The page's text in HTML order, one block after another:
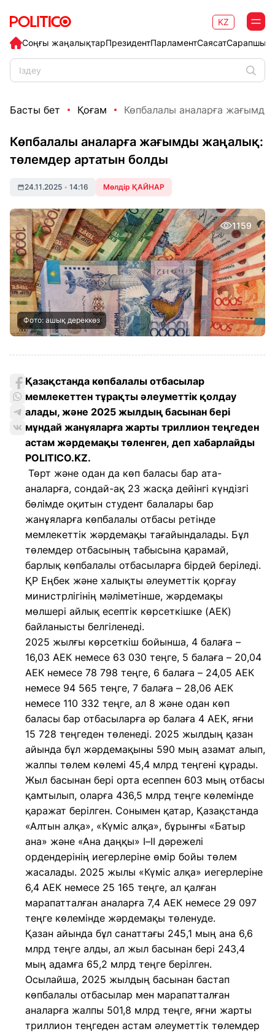
Соңғы жаңалықтарПрезидентПарламентСаясат
KZ
Басты бет Қоғам Көпбалалы аналарға
Көпбалалы аналарға жағымды жаңалық:
төлемдер артатын болды
24.11.2025 • 14:16 Мөлдір ҚАЙНАР
1159
Фото: ашық дереккөз
Қазақстанда көпбалалы отбасылар
мемлекеттен тұрақты әлеуметтік қолдау
алады, және 2025 жылдың басынан бері
мұндай жанұяларға жарты триллион теңгеден
астам жәрдемақы төленген, деп хабарлайды
POLITICO.KZ.
Төрт және одан да көп баласы бар ата-
аналарға, сондай-ақ 23 жасқа дейінгі күндізгі
бөлімде оқитын студент балалары бар
жанұяларға көпбалалы отбасы ретінде
мемлекеттік жәрдемақы тағайындалады. Бұл
төлемдер отбасының табысына қарамай,
барлық көпбалалы отбасыларға бірдей беріледі.
ҚР Еңбек және халықты әлеуметтік қорғау
министрлігінің мәліметінше, жәрдемақы
мөлшері айлық есептік көрсеткішке (АЕК)
байланысты белгіленеді.
2025 жылғы көрсеткіш бойынша, 4 балаға –
16,03 АЕК немесе 63 030 теңге, 5 балаға – 20,04
АЕК немесе 78 798 теңге, 6 балаға – 24,05 АЕК
немесе 94 565 теңге, 7 балаға – 28,06 АЕК
немесе 110 332 теңге, ал 8 және одан көп
баласы бар отбасыларға әр балаға 4 АЕК, яғни
15 728 теңгеден төленеді. 2025 жылдың қазан
айында бұл жәрдемақыны 590 мың азамат алып,
жалпы төлем көлемі 45,4 млрд теңгені құрады.
Жыл басынан бері орта есеппен 603 мың отбасы
қамтылып, оларға 436,5 млрд теңге көлемінде
қаражат берілген. Сонымен қатар, Қазақстанда
«Алтын алқа», «Күміс алқа», бұрынғы «Батыр
ана» және «Ана даңқы» I–II дәрежелі
ордендерінің иегерлеріне өмір бойы төлем
жасалады. 2025 жылы «Күміс алқа» иегерлеріне
6,4 АЕК немесе 25 165 теңге, ал қалған
марапатталған аналарға 7,4 АЕК немесе 29 097
теңге көлемінде жәрдемақы төленуде.
Қазан айында бұл санаттағы 245,1 мың ана 6,6
млрд теңге алды, ал жыл басынан бері 243,4
мың адамға 65,2 млрд теңге берілген.
Осылайша, 2025 жылдың басынан бастап
көпбалалы отбасылар мен марапатталған
аналарға жалпы 501,8 млрд теңге, яғни жарты
триллион теңгеден астам әлеуметтік төлемдер